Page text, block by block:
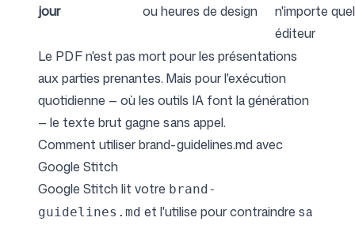
jour
ou heures de design
n'importe quel
éditeur
Le PDF n'est pas mort pour les présentations
aux parties prenantes. Mais pour l'exécution
quotidienne — où les outils IA font la génération
— le texte brut gagne sans appel.
Comment utiliser brand-guidelines.md avec
Google Stitch
Google Stitch lit votre brand-
guidelines.md et l'utilise pour contraindre sa